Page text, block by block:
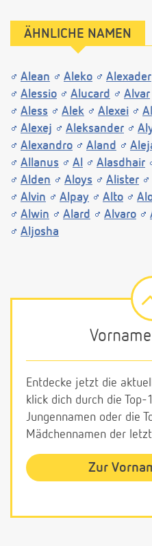
ÄHNLICHE NAMEN
Alean Aleko Alexader
Alessio
Alucard Alvar
Aless
Alek Alexei
Alexej
Aleksander
Alexandro
Aland
Allanus
Al Alasdhair
Alden
Aloys Alister
Alvin
Alpay Alto
Alwin
Alard Alvaro
Aljosha
Entdecke jetzt die
klick dich durch die
Jungennamen oder die
Mädchennamen der
Zur